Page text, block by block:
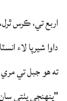
اربع تي، ڪرس
داوا شيرپا لاء
ته هو جبل تي مري